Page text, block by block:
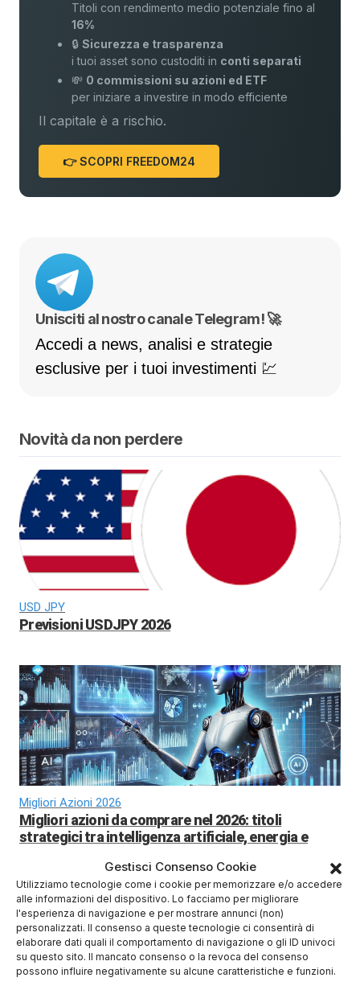
Gestisci Consenso Cookie
Utilizziamo tecnologie come i cookie per memorizzare e/o accedere
alle informazioni del dispositivo. Lo facciamo per migliorare
l'esperienza di navigazione e per mostrare annunci (non)
personalizzati. Il consenso a queste tecnologie ci consentirà di
elaborare dati quali il comportamento di navigazione o gli ID univoci
su questo sito. Il mancato consenso o la revoca del consenso
possono influire negativamente su alcune caratteristiche e funzioni.
Titoli con rendimento medio potenziale fino al
16%
🔒Sicurezza e trasparenza
i tuoi asset sono custoditi in conti separati
💸 0 commissioni su azioni ed ETF
per iniziare a investire in modo efficiente
Il capitale è a rischio.
👉 SCOPRI FREEDOM24
Unisciti al nostro canale Telegram! 🚀
Accedi a news, analisi e strategie
esclusive per i tuoi investimenti 💹
Novità da non perdere
USD JPY
Previsioni USDJPY 2026
Migliori Azioni 2026
Migliori azioni da comprare nel 2026: titoli
strategici tra intelligenza artificiale, energia e